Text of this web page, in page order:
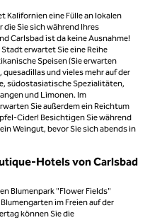
eine Fülle an lokalen
Sie sich während Ihres
Carlsbad ist da keine Ausnahme!
erwartet Sie eine Reihe
Speisen (Sie erwarten
und vieles mehr auf der
südostasiatische Spezialitäten,
und Limonen. Im
Sie außerdem ein Reichtum
Cider! Besichtigen Sie während
Weingut, bevor Sie sich abends in
Hotels von Carlsbad
Blumenpark "Flower Fields"
im Freien auf der
können Sie die